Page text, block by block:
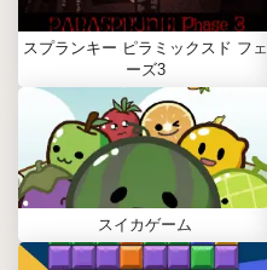
スプランキー ピラミックスド フェ
ーズ3
スイカゲーム